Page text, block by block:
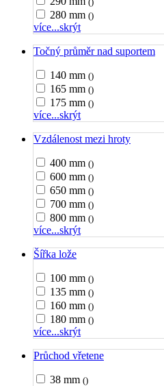
280 mm ()
více...skrýt
Točný průměr nad suportem
140 mm ()
165 mm ()
175 mm ()
více...skrýt
Vzdálenost mezi hroty
400 mm ()
600 mm ()
650 mm ()
700 mm ()
800 mm ()
více...skrýt
Šířka lože
100 mm ()
135 mm ()
160 mm ()
180 mm ()
více...skrýt
Průchod vřetene
38 mm ()